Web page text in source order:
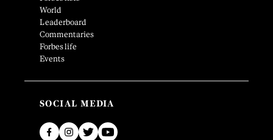
World
Leaderboard
Commentaries
Forbes life
Events
SOCIAL MEDIA